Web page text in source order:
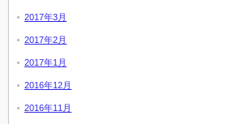
2017年3月
2017年2月
2017年1月
2016年12月
2016年11月